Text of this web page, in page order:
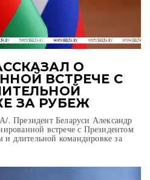
О
ВСТРЕЧЕ С
ЗА РУБЕЖ
Президент Беларуси Александр
встрече с Президентом
длительной командировке за